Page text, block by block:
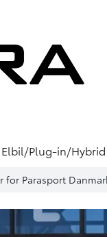
Elbil/Plug-in/Hybrid
for Parasport